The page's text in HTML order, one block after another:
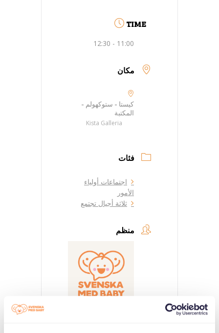
TIME
11:00 - 12:30
مكان
كيستا - ستوكهولم -
المكتبة
Kista Galleria
فئات
اجتماعات أولياء
الأمور
ثلاثة أجيال تجتمع
منظم